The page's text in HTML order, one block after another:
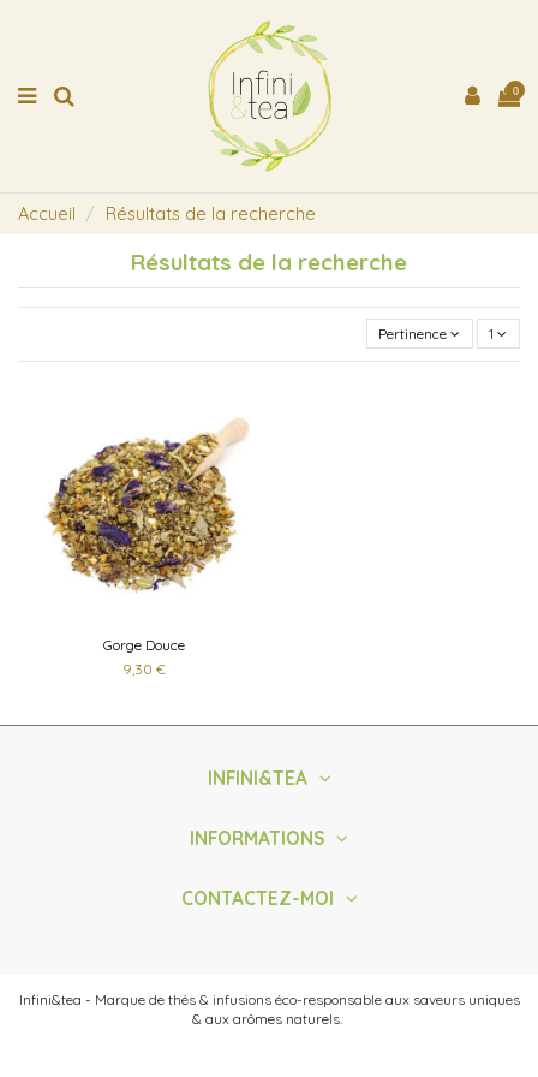
0
Accueil Résultats de la recherche
Résultats de la recherche
Pertinence 1
Gorge Douce
9,30 €
INFINI&TEA
INFORMATIONS
CONTACTEZ-MOI
Infini&tea - Marque de thés & infusions éco-responsable aux saveurs uniques
& aux arômes naturels.